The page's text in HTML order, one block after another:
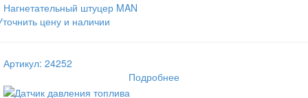
Нагнетательный штуцер MAN
цену и наличии
Артикул: 24252
Подробнее